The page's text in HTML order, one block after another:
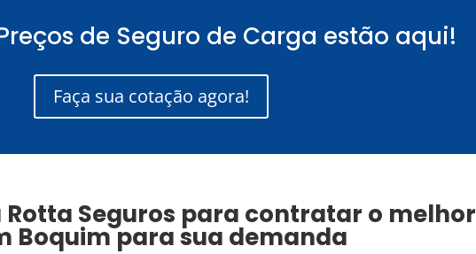
de Seguro de Carga estão aqui!
Faça sua cotação agora!
Rotta Seguros para contratar o melhor
Boquimpara sua demanda